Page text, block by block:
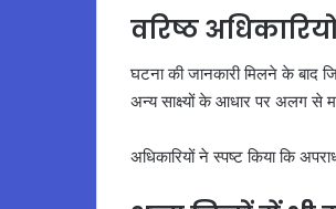
वरिष्ठ
घटना की जानकारी मिलने के बाद
अन्य साक्ष्यों के आधार पर अलग से
अधिकारियों ने स्पष्ट किया कि